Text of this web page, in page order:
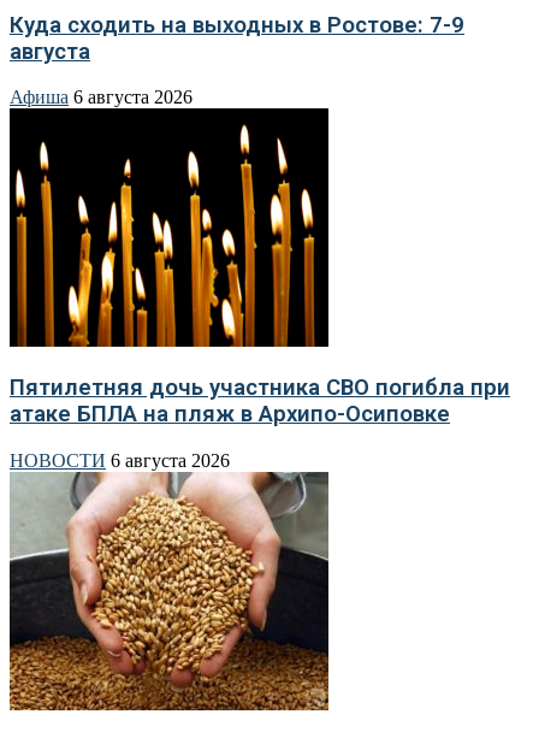
Куда сходить на выходных в Ростове: 7-9
августа
Афиша 6 августа 2026
Пятилетняя дочь участника СВО погибла при
атаке БПЛА на пляж в Архипо-Осиповке
НОВОСТИ 6 августа 2026